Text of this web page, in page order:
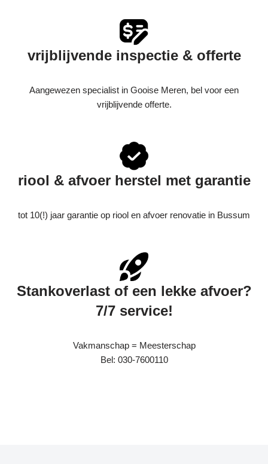
vrijblijvende inspectie & offerte
Aangewezen specialist in Gooise Meren, bel voor een
vrijblijvende offerte.
riool & afvoer herstel met garantie
tot 10(!) jaar garantie op riool en afvoer renovatie in Bussum
Stankoverlast of een lekke afvoer?
7/7 service!
Vakmanschap = Meesterschap
Bel: 030-7600110